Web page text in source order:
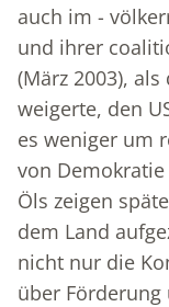
auch im -
und ihrer
(März 2003),
weigerte, den
es weniger um
von
Öls zeigen
dem Land
nicht nur die
über